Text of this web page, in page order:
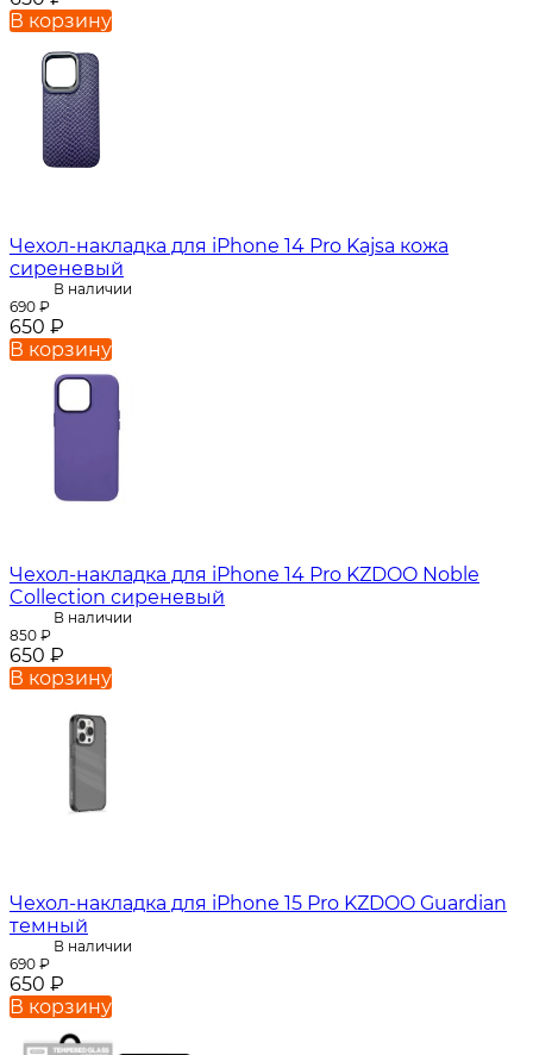
В корзину
Чехол-накладка для iPhone 14 Pro Kajsa кожа
сиреневый
В наличии
690 ₽
650 ₽
В корзину
Чехол-накладка для iPhone 14 Pro KZDOO Noble
Collection сиреневый
В наличии
850 ₽
650 ₽
В корзину
Чехол-накладка для iPhone 15 Pro KZDOO Guardian
темный
В наличии
690 ₽
650 ₽
В корзину